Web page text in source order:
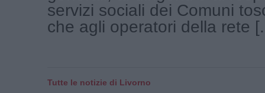
servizi sociali dei Comuni
che agli operatori della rete
Tutte le notizie di Livorno